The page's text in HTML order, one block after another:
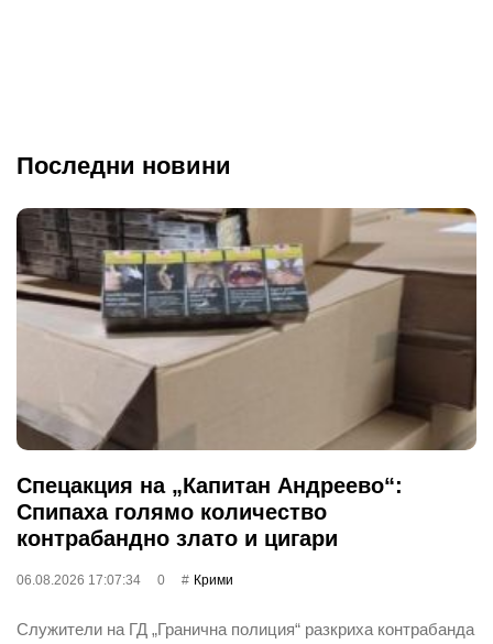
Последни новини
Спецакция на „Капитан Андреево“:
Спипаха голямо количество
контрабандно злато и цигари
06.08.2026 17:07:34 0 Крими
Служители на ГД „Гранична полиция“ разкриха контрабанда